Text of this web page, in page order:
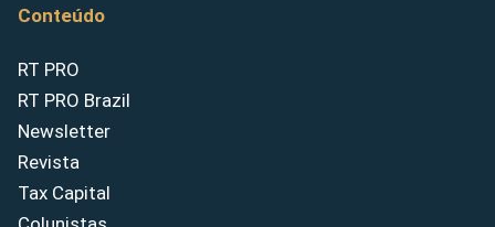
Conteúdo
RT PRO
RT PRO Brazil
Newsletter
Revista
Tax Capital